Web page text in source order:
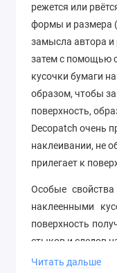
режется или
формы и размера
замысла автора и
затем с помощью
кусочки бумаги
образом, чтобы
поверхность,
Decopatch очень
наклеивании, не
прилегает к
Особые
наклеенными
поверхность
стыков и следов
Размер 30х40 см
Читать дальше